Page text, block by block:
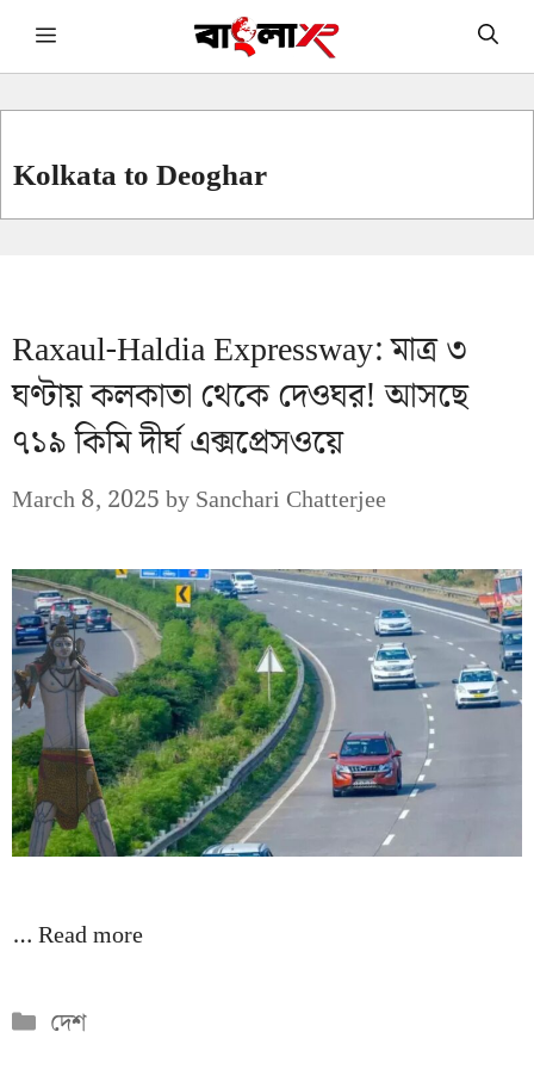
Skip Menu
Kolkata to Deoghar
Raxaul-Haldia Expressway: মাত্র ৩
ঘণ্টায় কলকাতা থেকে দেওঘর! আসছে
৭১৯ কিমি দীর্ঘ এক্সপ্রেসওয়ে
March 8, 2025bySanchari Chatterjee
…Read more
Categories
দেশ